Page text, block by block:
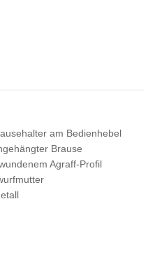
am Bedienhebel
Brause
Agraff-Profil